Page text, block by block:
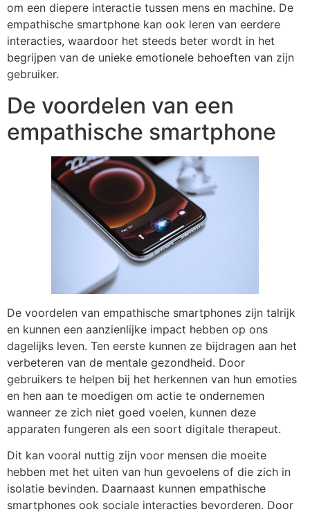
om een diepere interactie tussen mens en machine. De
empathische smartphone kan ook leren van eerdere
interacties, waardoor het steeds beter wordt in het
begrijpen van de unieke emotionele behoeften van zijn
gebruiker.
De voordelen van een
empathische smartphone
De voordelen van empathische smartphones zijn talrijk
en kunnen een aanzienlijke impact hebben op ons
dagelijks leven. Ten eerste kunnen ze bijdragen aan het
verbeteren van de mentale gezondheid. Door
gebruikers te helpen bij het herkennen van hun emoties
en hen aan te moedigen om actie te ondernemen
wanneer ze zich niet goed voelen, kunnen deze
apparaten fungeren als een soort digitale therapeut.
Dit kan vooral nuttig zijn voor mensen die moeite
hebben met het uiten van hun gevoelens of die zich in
isolatie bevinden. Daarnaast kunnen empathische
smartphones ook sociale interacties bevorderen. Door